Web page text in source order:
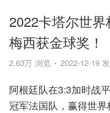
2022卡塔尔世界
梅西获金球奖！
2.63万 浏览 2022-12-19
阿根廷队在3:3加时战
冠军法国队，赢得世